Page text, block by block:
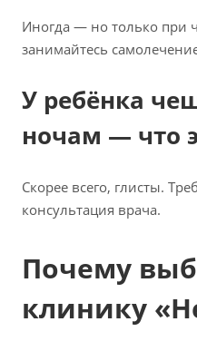
Иногда — но только при
занимайтесь
У ребёнка
ночам — что
Скорее всего, глисты.
консультация врача.
Почему
клинику